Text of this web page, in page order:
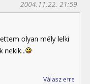
2004.11.22. 21:59
olyan mély lelki
nekik...
Válasz erre